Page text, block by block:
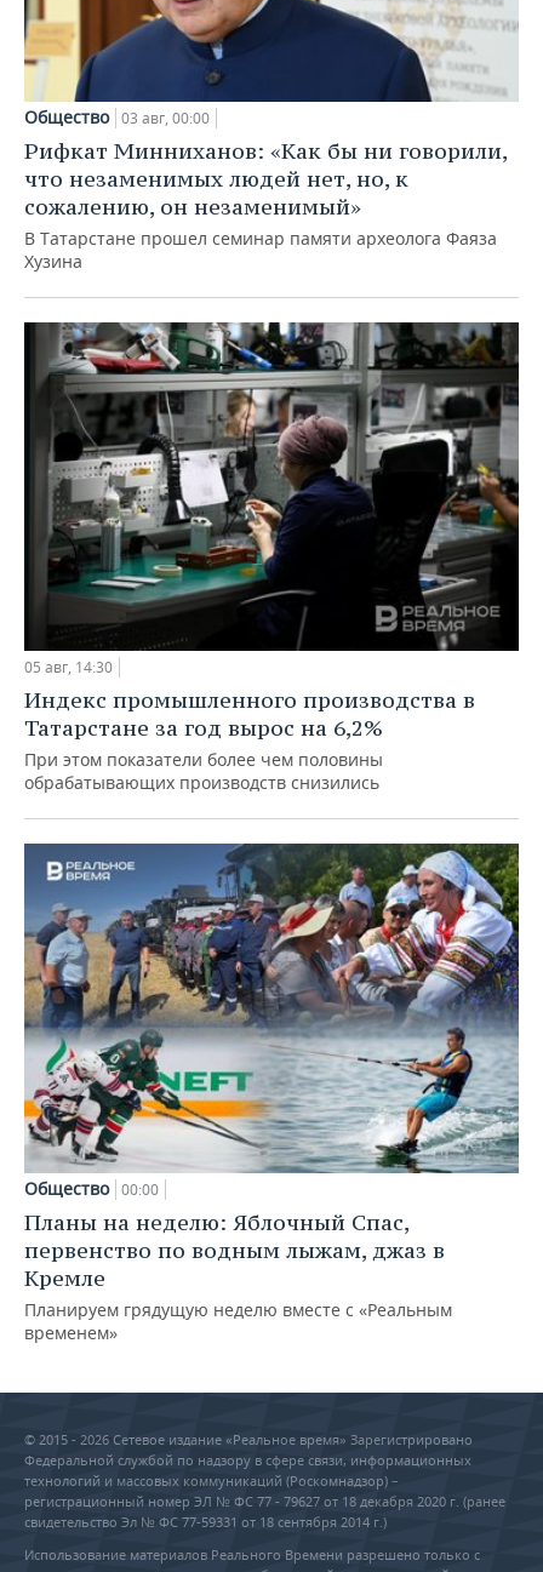
Общество 03 авг, 00:00
Рифкат Минниханов: «Как бы ни говорили,
что незаменимых людей нет, но, к
сожалению, он незаменимый»
В Татарстане прошел семинар памяти археолога Фаяза
Хузина
05 авг, 14:30
Индекс промышленного производства в
Татарстане за год вырос на 6,2%
При этом показатели более чем половины
обрабатывающих производств снизились
Общество 00:00
Планы на неделю: Яблочный Спас,
первенство по водным лыжам, джаз в
Кремле
Планируем грядущую неделю вместе с «Реальным
временем»
© 2015 - 2026 Сетевое издание «Реальное время» Зарегистрировано
Федеральной службой по надзору в сфере связи, информационных
технологий и массовых коммуникаций (Роскомнадзор) –
регистрационный номер ЭЛ № ФС 77 - 79627 от 18 декабря 2020 г. (ранее
свидетельство Эл № ФС 77-59331 от 18 сентября 2014 г.)
Использование материалов Реального Времени разрешено только с